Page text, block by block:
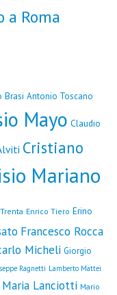
a Roma
Brasi Antonio Toscano
Mayo Claudio
Cristiano
Mariano
Enrico Tiero Erino
Francesco Rocca
Micheli Giorgio
Ragnetti Lamberto Mattei
Maria Lanciotti Mario